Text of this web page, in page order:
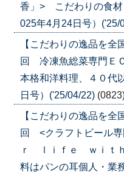
香」> こだわりの食材
025年4月24日号）('25/
【こだわりの逸品を全
回 冷凍魚総菜専門Ｅ
本格和洋料理、４０代
日号）('25/04/22)
【こだわりの逸品を全
回 <クラフトビール専
ｒ ｌｉｆｅ ｗｉｔ
料はパンの耳個人・業